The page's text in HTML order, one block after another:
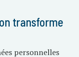
transforme
personnelles